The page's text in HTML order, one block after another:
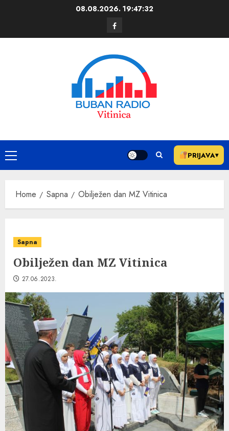
08.08.2026. 19:47:32
PRIJAVA▾
Home Sapna Obilježen dan MZ Vitinica
Sapna
Obilježen dan MZ Vitinica
27.06.2023.